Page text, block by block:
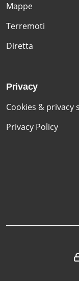
Mappe
Terremoti
Diretta
Privacy
Cookies & privacy
Privacy Policy